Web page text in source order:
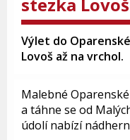
Výlet do
Lovoš až na vrchol.
Malebné
a táhne se od
údolí nabízí